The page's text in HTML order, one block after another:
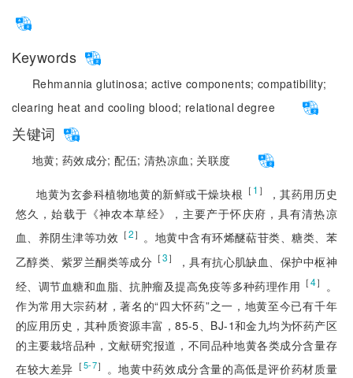
Keywords
Rehmannia glutinosa; active components; compatibility;
clearing heat and cooling blood; relational degree
关键词
地黄; 药效成分;配伍; 清热凉血; 关联度
地黄为玄参科植物地黄的新鲜或干燥块根 ［ 1 ］
，其药用历史
悠久，始载于《神农本草经》，主要产于怀庆府，具有清热凉
血、养阴生津等功效 ［2］ 。地黄中含有环烯醚萜苷类、糖类、苯
乙醇类、紫罗兰酮类等成分 ［3］
，具有抗心肌缺血、保护中枢神
经、调节血糖和血脂、抗肿瘤及提高免疫等多种药理作用 ［4］
。
作为常用大宗药材，著名的“四大怀药”之一，地黄至今已有千年
的应用历史，其种质资源丰富，85-5、BJ-1和金九均为怀药产区
的主要栽培品种，文献研究报道，不同品种地黄各类成分含量存
在较大差异 ［5-7］ 。地黄中药效成分含量的高低是评价药材质量